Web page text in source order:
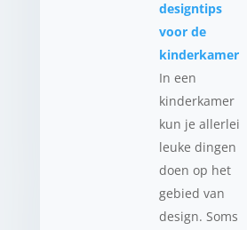
designtips
voor de
kinderkamer
In een
kinderkamer
kun je allerlei
leuke dingen
doen op het
gebied van
design. Soms